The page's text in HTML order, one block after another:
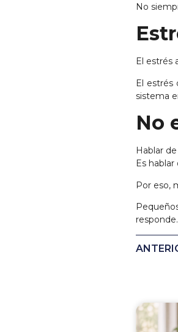
No
El estrés
El estrés
sistema
No
Hablar
Es
Por eso,
responde.